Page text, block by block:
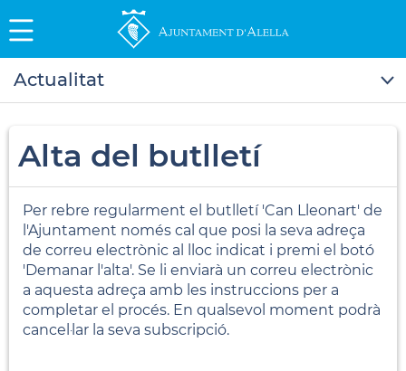
Actualitat
Alta del butlletí
Per rebre regularment el butlletí 'Can Lleonart' de
l'Ajuntament només cal que posi la seva adreça
de correu electrònic al lloc indicat i premi el botó
'Demanar l'alta'. Se li enviarà un correu electrònic
a aquesta adreça amb les instruccions per a
completar el procés. En qualsevol moment podrà
cancel·lar la seva subscripció.